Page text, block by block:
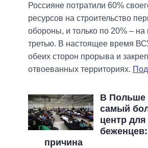
Россияне потратили 60%
ресурсов на строительство
обороны, и только по 20% – на
третью. В настоящее время
обеих сторон прорыва и
отвоеванных территориях.
В Польше
самый
центр для
беженцев:
причина